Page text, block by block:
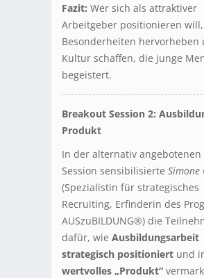
Fazit: Wer sich als attraktiver
Arbeitgeber positionieren
Besonderheiten hervorheben
Kultur schaffen, die junge
begeistert.
Breakout Session 2:
Produkt
In der alternativ angebotenen
Session sensibilisierte Simone
(Spezialistin für strategisches
Recruiting, Erfinderin des
AUSzuBILDUNG®) die
dafür, wie Ausbildungsarbeit
strategisch positioniert und
wertvolles „Produkt“